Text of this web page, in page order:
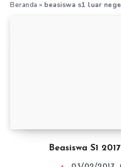
Beranda » beasiswa s1 luar
Beasiswa S1